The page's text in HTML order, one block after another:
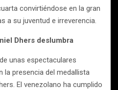
convirtiéndose en la gran
a su juventud e irreverencia.
Dhers deslumbra
unas espectaculares
la presencia del medallista
El venezolano ha cumplido